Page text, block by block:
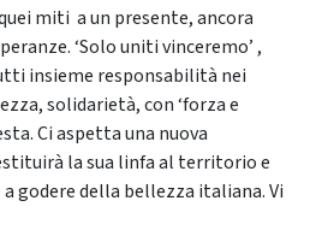
miti a un presente, ancora
‘Solo uniti vinceremo’ ,
insieme responsabilità nei
solidarietà, con ‘forza e
Ci aspetta una nuova
la sua linfa al territorio e
godere della bellezza italiana. Vi